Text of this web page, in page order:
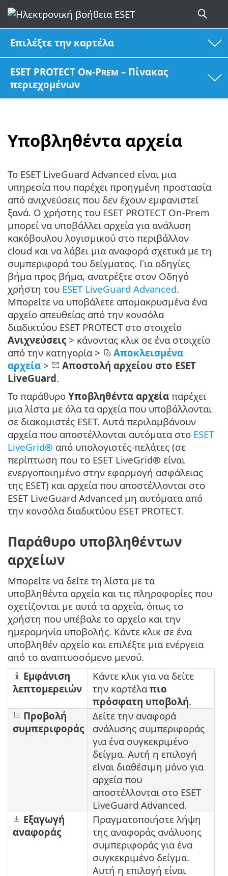
Επιλέξτε την καρτέλα
ESET PROTECT On-Prem – Πίνακας
περιεχομένων
Υποβληθέντα αρχεία
Το ESET LiveGuard Advanced είναι μια
υπηρεσία που παρέχει προηγμένη προστασία
από ανιχνεύσεις που δεν έχουν εμφανιστεί
ξανά. Ο χρήστης του ESET PROTECT On-Prem
μπορεί να υποβάλλει αρχεία για ανάλυση
κακόβουλου λογισμικού στο περιβάλλον
cloud και να λάβει μια αναφορά σχετικά με τη
συμπεριφορά του δείγματος. Για οδηγίες
βήμα προς βήμα, ανατρέξτε στον Οδηγό
χρήστη του ESET LiveGuard Advanced.
Μπορείτε να υποβάλετε απομακρυσμένα ένα
αρχείο απευθείας από την κονσόλα
διαδικτύου ESET PROTECT στο στοιχείο
Ανιχνεύσεις > κάνοντας κλικ σε ένα στοιχείο
από την κατηγορία >
Αποκλεισμένα
αρχεία >
Αποστολή αρχείου στο ESET
LiveGuard.
Το παράθυρο Υποβληθέντα αρχεία παρέχει
μια λίστα με όλα τα αρχεία που υποβάλλονται
σε διακομιστές ESET. Αυτά περιλαμβάνουν
αρχεία που αποστέλλονται αυτόματα στο ESET
LiveGrid® από υπολογιστές-πελάτες (σε
περίπτωση που το ESET LiveGrid® είναι
ενεργοποιημένο στην εφαρμογή ασφάλειας
της ESET) και αρχεία που αποστέλλονται στο
ESET LiveGuard Advanced μη αυτόματα από
την κονσόλα διαδικτύου ESET PROTECT.
Παράθυρο υποβληθέντων
αρχείων
Μπορείτε να δείτε τη λίστα με τα
υποβληθέντα αρχεία και τις πληροφορίες που
σχετίζονται με αυτά τα αρχεία, όπως το
χρήστη που υπέβαλε το αρχείο και την
ημερομηνία υποβολής. Κάντε κλικ σε ένα
υποβληθέν αρχείο και επιλέξτε μια ενέργεια
από το αναπτυσσόμενο μενού.
Εμφάνιση
λεπτομερειών
Κάντε κλικ για να δείτε
την καρτέλαπιο
πρόσφατη υποβολή.
Προβολή
συμπεριφοράς
Δείτε την αναφορά
ανάλυσης συμπεριφοράς
για ένα συγκεκριμένο
δείγμα. Αυτή η επιλογή
είναι διαθέσιμη μόνο για
αρχεία που
αποστέλλονται στο ESET
LiveGuard Advanced.
Εξαγωγή
αναφοράς
Πραγματοποιήστε λήψη
της αναφοράς ανάλυσης
συμπεριφοράς για ένα
συγκεκριμένο δείγμα.
Αυτή η επιλογή είναι